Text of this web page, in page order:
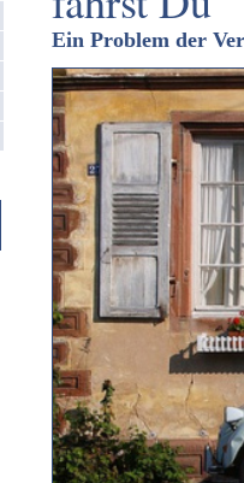
Ein Problem der